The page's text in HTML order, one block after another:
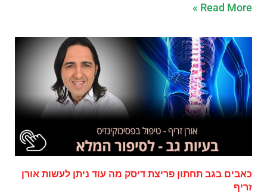
Read More »
כאבים בגב תחתון פריצת דיסק מה עוד ניתן לעשות אורן
זריף